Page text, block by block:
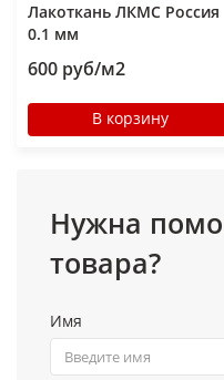
Лакоткань ЛКМС Россия
0.1 мм
600 руб/м2
В корзину
Нужна
товара?
Имя